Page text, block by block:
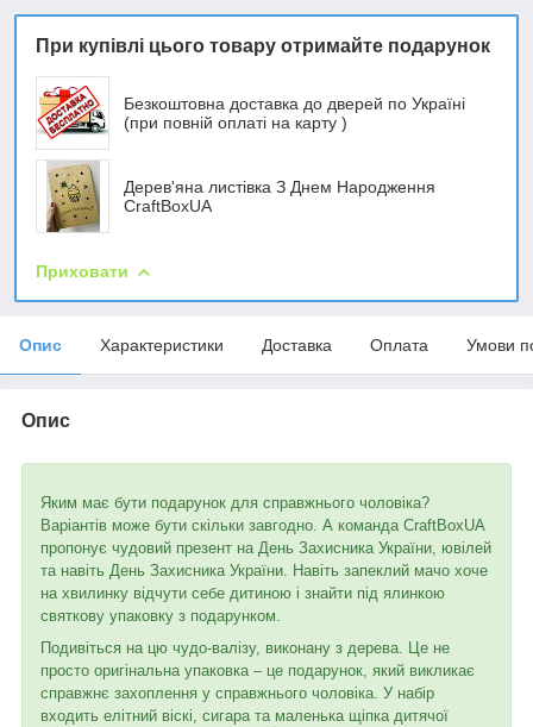
При купівлі цього товару отримайте подарунок
Безкоштовна доставка до дверей по Україні
(при повній оплаті на карту )
Дерев'яна листівка З Днем Народження
CraftBoxUA
Приховати
Опис Характеристики Доставка Оплата Умови
Опис
Яким має бути подарунок для справжнього чоловіка?
Варіантів може бути скільки завгодно. А команда CraftBoxUA
пропонує чудовий презент на День Захисника України, ювілей
та навіть День Захисника України. Навіть запеклий мачо хоче
на хвилинку відчути себе дитиною і знайти під ялинкою
святкову упаковку з подарунком.
Подивіться на цю чудо-валізу, виконану з дерева. Це не
просто оригінальна упаковка – це подарунок, який викликає
справжнє захоплення у справжнього чоловіка. У набір
входить елітний віскі, сигара та маленька щіпка дитячої